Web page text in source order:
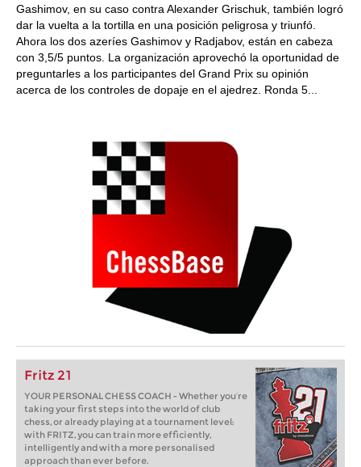
Gashimov, en su caso contra Alexander Grischuk, también logró
dar la vuelta a la tortilla en una posición peligrosa y triunfó.
Ahora los dos azeríes Gashimov y Radjabov, están en cabeza
con 3,5/5 puntos. La organización aprovechó la oportunidad de
preguntarles a los participantes del Grand Prix su opinión
acerca de los controles de dopaje en el ajedrez. Ronda 5...
Fritz 21
YOUR PERSONAL CHESS COACH - Whether you’re
taking your first steps into the world of club
chess, or already playing at a tournament level:
with FRITZ, you can train more efficiently,
intelligently and with a more personalised
approach than ever before.